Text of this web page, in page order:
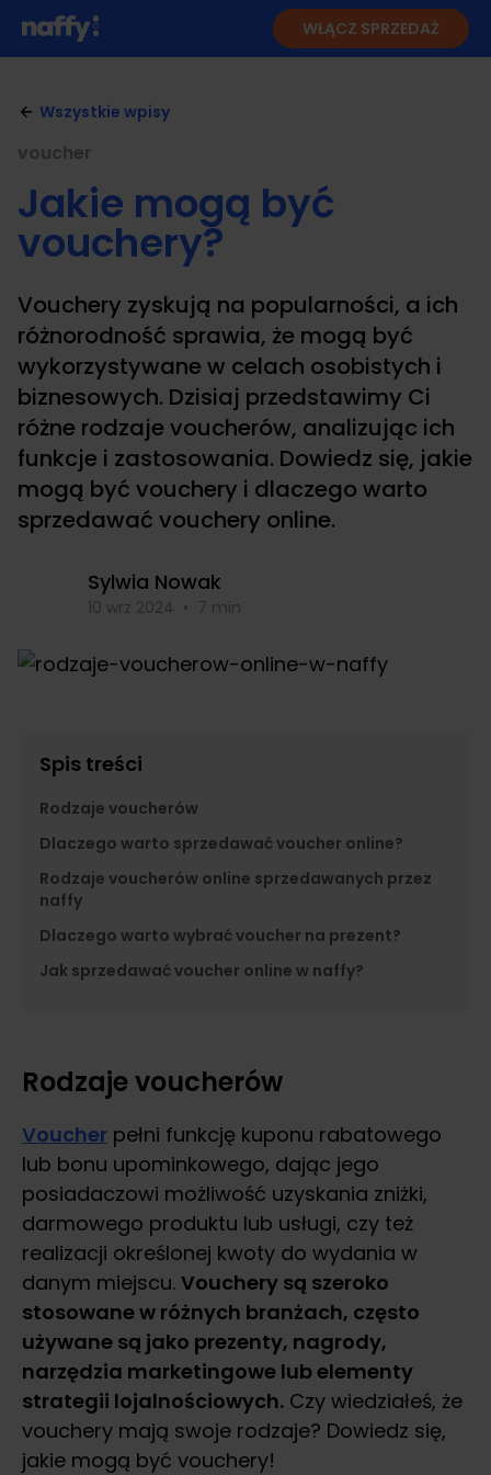
WŁĄCZ SPRZEDAŻ
Wszystkie wpisy
voucher
Jakie mogą być
vouchery?
Vouchery zyskują na popularności, a ich
różnorodność sprawia, że mogą być
wykorzystywane w celach osobistych i
biznesowych. Dzisiaj przedstawimy Ci
różne rodzaje voucherów, analizując ich
funkcje i zastosowania. Dowiedz się, jakie
mogą być vouchery i dlaczego warto
sprzedawać vouchery online.
Sylwia Nowak
10 wrz 2024 • 7 min
Spis treści
Rodzaje voucherów
Dlaczego warto sprzedawać voucher online?
Rodzaje voucherów online sprzedawanych przez
naffy
Dlaczego warto wybrać voucher na prezent?
Jak sprzedawać voucher online w naffy?
Rodzaje voucherów
Voucher pełni funkcję kuponu rabatowego
lub bonu upominkowego, dając jego
posiadaczowi możliwość uzyskania zniżki,
darmowego produktu lub usługi, czy też
realizacji określonej kwoty do wydania w
danym miejscu. Vouchery są szeroko
stosowane w różnych branżach, często
używane są jako prezenty, nagrody,
narzędzia marketingowe lub elementy
strategii lojalnościowych. Czy wiedziałeś, że
vouchery mają swoje rodzaje? Dowiedz się,
jakie mogą być vouchery!